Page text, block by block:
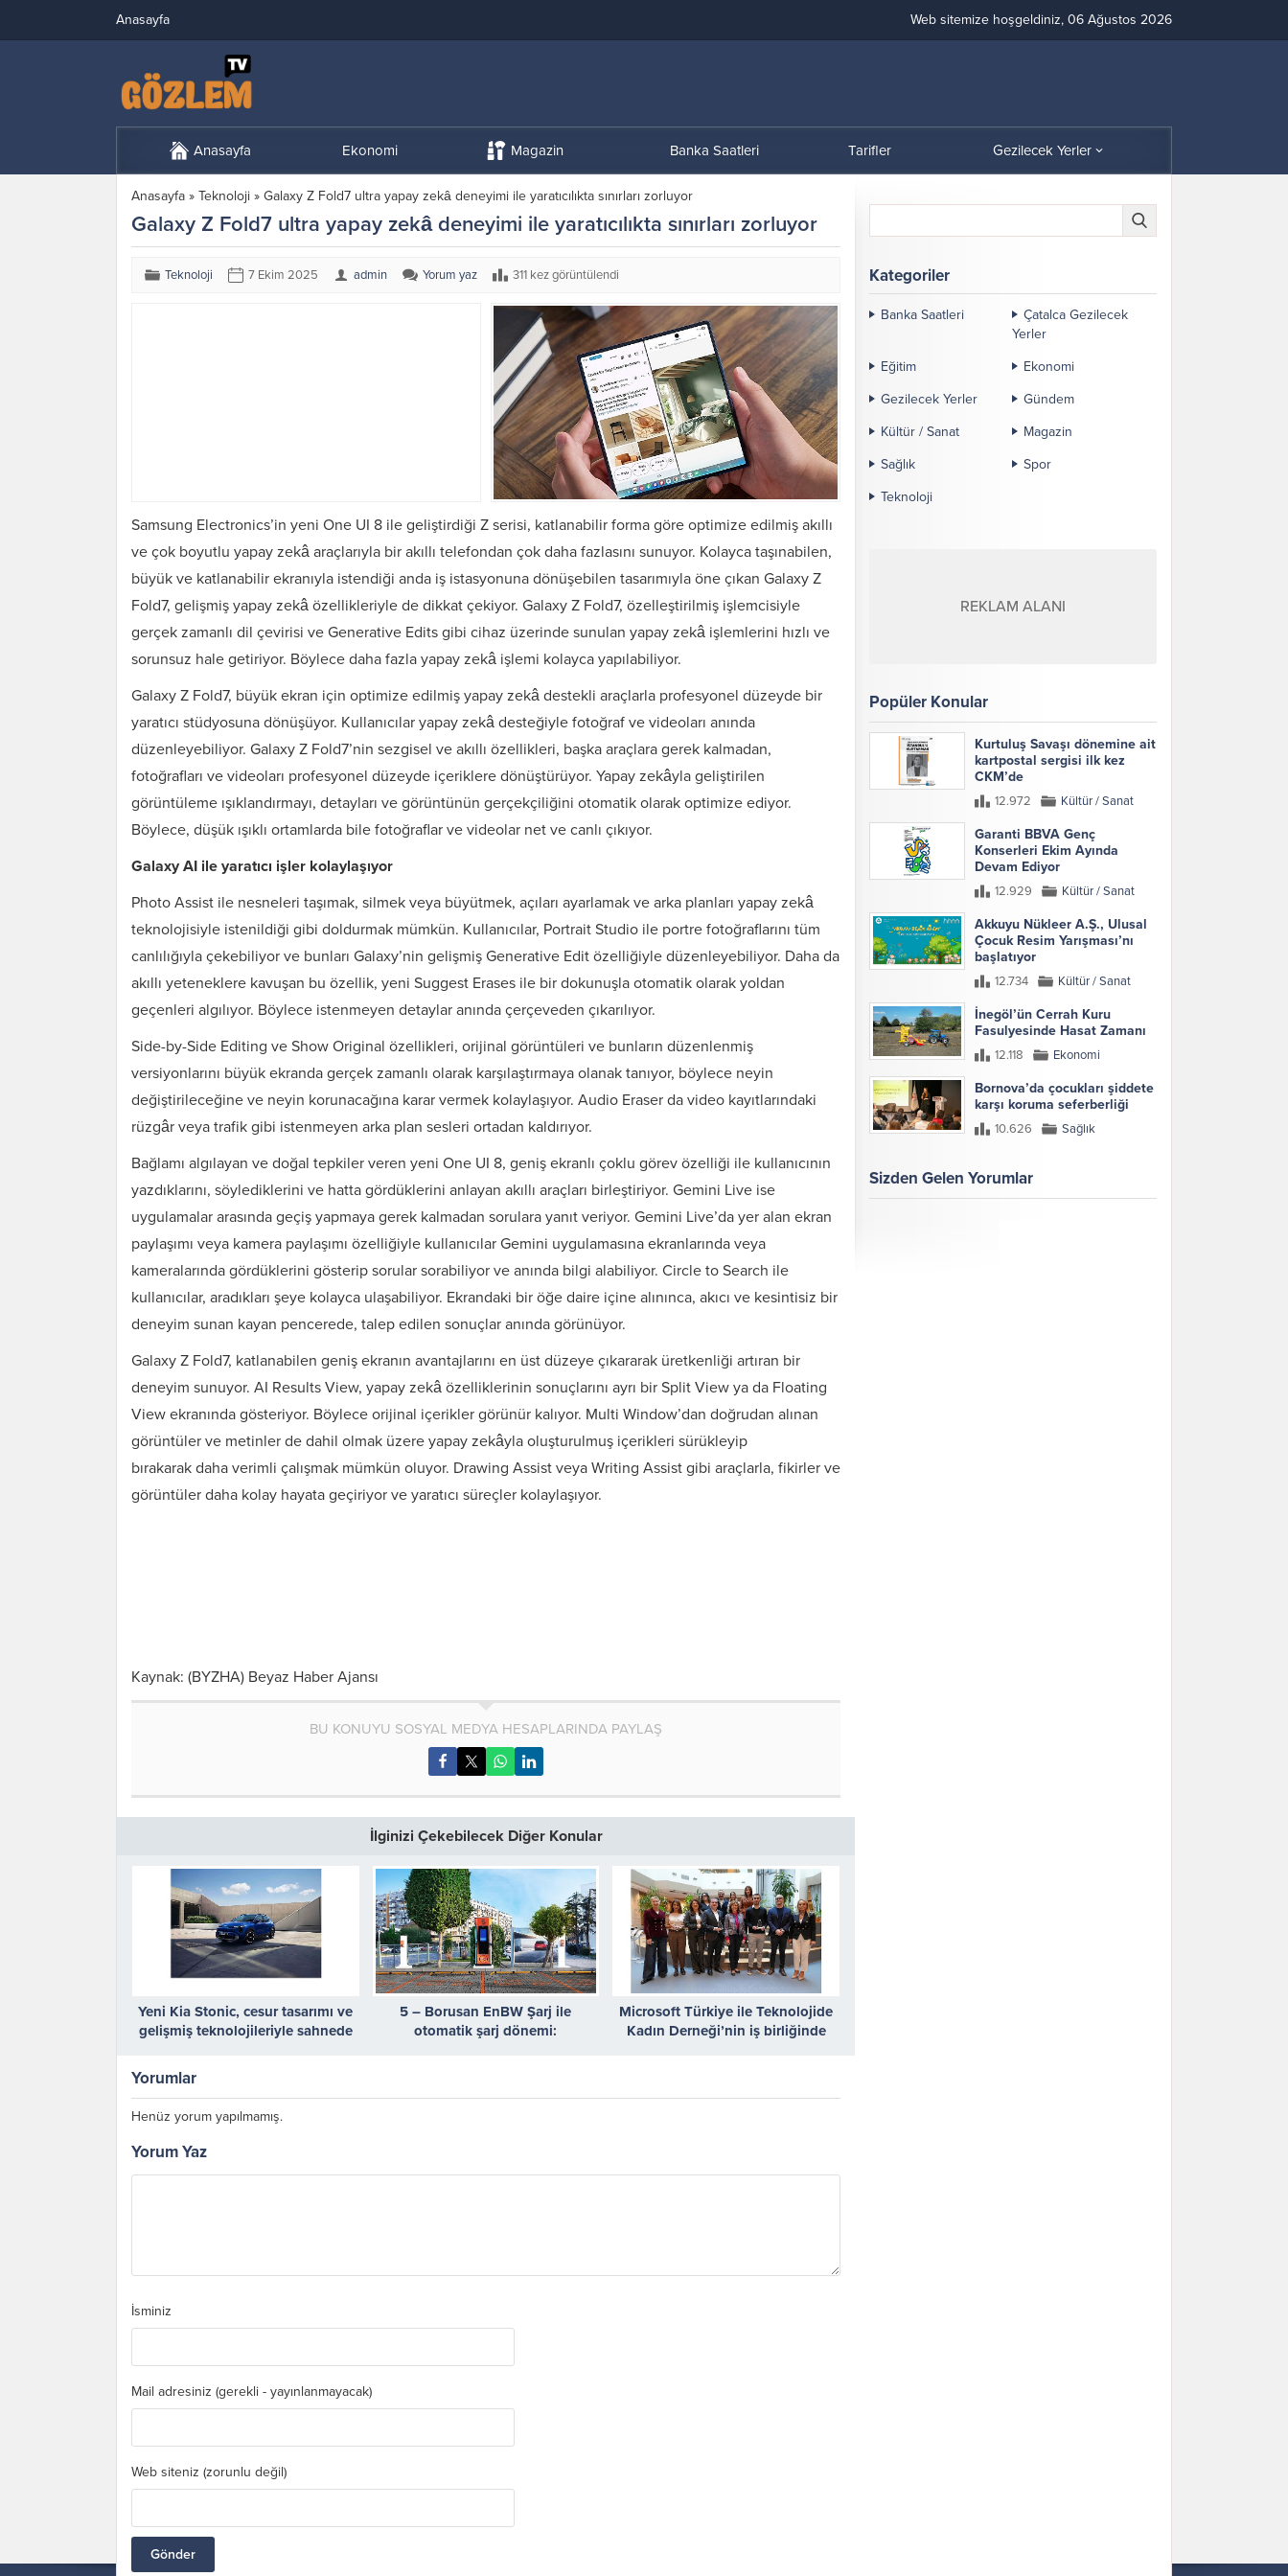
Anasayfa Web sitemize hoşgeldiniz, 06 Ağustos 2026
Anasayfa Ekonomi Magazin Banka Saatleri Tarifler Gezilecek Yerler
Anasayfa » Teknoloji » Galaxy Z Fold7 ultra yapay zekâ deneyimi ile yaratıcılıkta sınırları zorluyor
Galaxy Z Fold7 ultra yapay zekâ deneyimi ile yaratıcılıkta sınırları zorluyor
Teknoloji 7 Ekim 2025 admin Yorum yaz 311 kez görüntülendi
Samsung Electronics’in yeni One UI 8 ile geliştirdiği Z serisi, katlanabilir forma göre optimize edilmiş akıllı
ve çok boyutlu yapay zekâ araçlarıyla bir akıllı telefondan çok daha fazlasını sunuyor. Kolayca taşınabilen,
büyük ve katlanabilir ekranıyla istendiği anda iş istasyonuna dönüşebilen tasarımıyla öne çıkan Galaxy Z
Fold7, gelişmiş yapay zekâ özellikleriyle de dikkat çekiyor. Galaxy Z Fold7, özelleştirilmiş işlemcisiyle
gerçek zamanlı dil çevirisi ve Generative Edits gibi cihaz üzerinde sunulan yapay zekâ işlemlerini hızlı ve
sorunsuz hale getiriyor. Böylece daha fazla yapay zekâ işlemi kolayca yapılabiliyor.
Galaxy Z Fold7, büyük ekran için optimize edilmiş yapay zekâ destekli araçlarla profesyonel düzeyde bir
yaratıcı stüdyosuna dönüşüyor. Kullanıcılar yapay zekâ desteğiyle fotoğraf ve videoları anında
düzenleyebiliyor. Galaxy Z Fold7’nin sezgisel ve akıllı özellikleri, başka araçlara gerek kalmadan,
fotoğrafları ve videoları profesyonel düzeyde içeriklere dönüştürüyor. Yapay zekâyla geliştirilen
görüntüleme ışıklandırmayı, detayları ve görüntünün gerçekçiliğini otomatik olarak optimize ediyor.
Böylece, düşük ışıklı ortamlarda bile fotoğraflar ve videolar net ve canlı çıkıyor.
Galaxy AI ile yaratıcı işler kolaylaşıyor
Photo Assist ile nesneleri taşımak, silmek veya büyütmek, açıları ayarlamak ve arka planları yapay zekâ
teknolojisiyle istenildiği gibi doldurmak mümkün. Kullanıcılar, Portrait Studio ile portre fotoğraflarını tüm
canlılığıyla çekebiliyor ve bunları Galaxy’nin gelişmiş Generative Edit özelliğiyle düzenleyebiliyor. Daha da
akıllı yeteneklere kavuşan bu özellik, yeni Suggest Erases ile bir dokunuşla otomatik olarak yoldan
geçenleri algılıyor. Böylece istenmeyen detaylar anında çerçeveden çıkarılıyor.
Side-by-Side Editing ve Show Original özellikleri, orijinal görüntüleri ve bunların düzenlenmiş
versiyonlarını büyük ekranda gerçek zamanlı olarak karşılaştırmaya olanak tanıyor, böylece neyin
değiştirileceğine ve neyin korunacağına karar vermek kolaylaşıyor. Audio Eraser da video kayıtlarındaki
rüzgâr veya trafik gibi istenmeyen arka plan sesleri ortadan kaldırıyor.
Bağlamı algılayan ve doğal tepkiler veren yeni One UI 8, geniş ekranlı çoklu görev özelliği ile kullanıcının
yazdıklarını, söylediklerini ve hatta gördüklerini anlayan akıllı araçları birleştiriyor. Gemini Live ise
uygulamalar arasında geçiş yapmaya gerek kalmadan sorulara yanıt veriyor. Gemini Live’da yer alan ekran
paylaşımı veya kamera paylaşımı özelliğiyle kullanıcılar Gemini uygulamasına ekranlarında veya
kameralarında gördüklerini gösterip sorular sorabiliyor ve anında bilgi alabiliyor. Circle to Search ile
kullanıcılar, aradıkları şeye kolayca ulaşabiliyor. Ekrandaki bir öğe daire içine alınınca, akıcı ve kesintisiz bir
deneyim sunan kayan pencerede, talep edilen sonuçlar anında görünüyor.
Galaxy Z Fold7, katlanabilen geniş ekranın avantajlarını en üst düzeye çıkararak üretkenliği artıran bir
deneyim sunuyor. AI Results View, yapay zekâ özelliklerinin sonuçlarını ayrı bir Split View ya da Floating
View ekranında gösteriyor. Böylece orijinal içerikler görünür kalıyor. Multi Window’dan doğrudan alınan
görüntüler ve metinler de dahil olmak üzere yapay zekâyla oluşturulmuş içerikleri sürükleyip
bırakarak daha verimli çalışmak mümkün oluyor. Drawing Assist veya Writing Assist gibi araçlarla, fikirler ve
görüntüler daha kolay hayata geçiriyor ve yaratıcı süreçler kolaylaşıyor.
Kaynak: (BYZHA) Beyaz Haber Ajansı
BU KONUYU SOSYAL MEDYA HESAPLARINDA PAYLAŞ
İlginizi Çekebilecek Diğer Konular
Yeni Kia Stonic, cesur tasarımı ve
gelişmiş teknolojileriyle sahnede
5 – Borusan EnBW Şarj ile
otomatik şarj dönemi:
Microsoft Türkiye ile Teknolojide
Kadın Derneği’nin iş birliğinde
Yorumlar
Henüz yorum yapılmamış.
Yorum Yaz
İsminiz
Mail adresiniz (gerekli - yayınlanmayacak)
Web siteniz (zorunlu değil)
Kategoriler
Banka Saatleri
Çatalca Gezilecek
Yerler
Eğitim
Ekonomi
Gezilecek Yerler
Gündem
Kültür / Sanat
Magazin
Sağlık
Spor
Teknoloji
REKLAM ALANI
Popüler Konular
Kurtuluş Savaşı dönemine ait
kartpostal sergisi ilk kez
CKM’de
12.972 Kültür / Sanat
Garanti BBVA Genç
Konserleri Ekim Ayında
Devam Ediyor
12.929 Kültür / Sanat
Akkuyu Nükleer A.Ş., Ulusal
Çocuk Resim Yarışması’nı
başlatıyor
12.734 Kültür / Sanat
İnegöl’ün Cerrah Kuru
Fasulyesinde Hasat Zamanı
12.118 Ekonomi
Bornova’da çocukları şiddete
karşı koruma seferberliği
10.626 Sağlık
Sizden Gelen Yorumlar